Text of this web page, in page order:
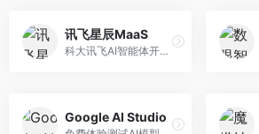
讯飞星辰MaaS
科大讯飞AI智能体开发平台，专注于企业级模型服务。面向企业用户，提供模型调用、智能体创建、行业解决方案等服务，中文能力突出。
Google AI Studio